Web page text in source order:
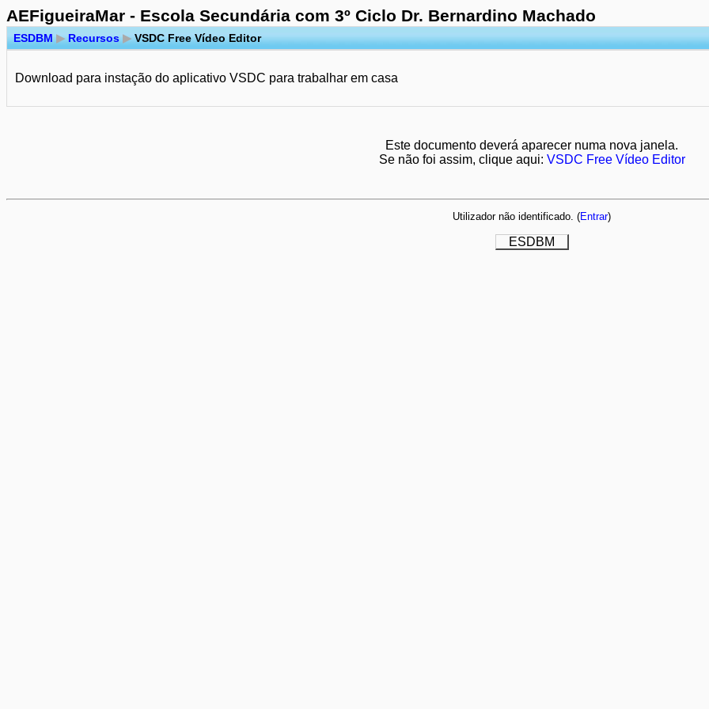
AEFigueiraMar - Escola Secundária com 3º Ciclo Dr. Bernardino Machado
ESDBM ▶ Recursos ▶VSDC Free Vídeo Editor
Download para instação do aplicativo VSDC para trabalhar em casa
Este documento deverá aparecer numa nova janela.
Se não foi assim, clique aqui: VSDC Free Vídeo Editor
Utilizador não identificado. (Entrar)
ESDBM